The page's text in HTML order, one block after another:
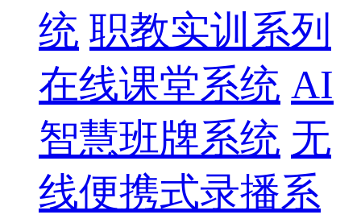
统 职教实训系列
在线课堂系统 AI
智慧班牌系统 无
线便携式录播系